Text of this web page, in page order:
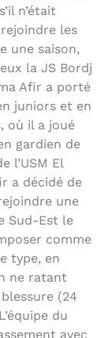
n’était
les
une saison,
la JS Bordj
Afir a porté
juniors et en
où il a joué
gardien de
l’USM El
a décidé de
une
Sud-Est le
comme
type, en
ne ratant
(24
du
avec